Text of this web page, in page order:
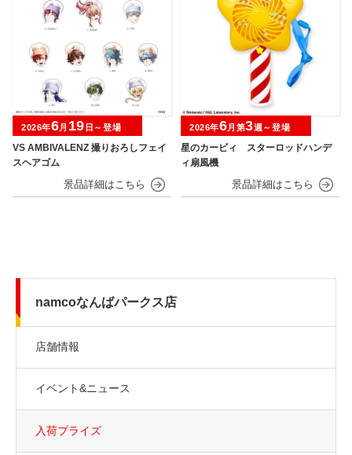
VS AMBIVALENZ 撮りおろしフェイ
スヘアゴム
2026年6月 19 日～登場
星のカービィ スターロッドハンデ
ィ扇風機
2026年6月第3週～登場
namcoなんばパークス店
店舗情報
イベント&ニュース
入荷プライズ